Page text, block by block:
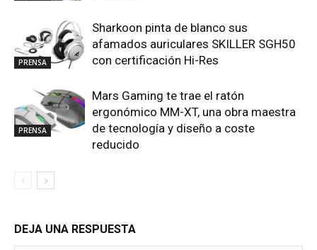
PRENSA
Sharkoon pinta de blanco sus
afamados auriculares SKILLER SGH50
con certificación Hi-Res
PRENSA
Mars Gaming te trae el ratón
ergonómico MM-XT, una obra maestra
de tecnología y diseño a coste
reducido
DEJA UNA RESPUESTA